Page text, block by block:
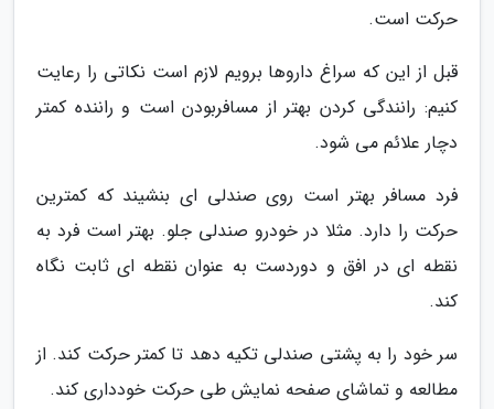
حرکت است.
قبل از این که سراغ داروها برویم لازم است نکاتی را رعایت
کنیم: رانندگی کردن بهتر از مسافربودن است و راننده کمتر
دچار علائم می شود.
فرد مسافر بهتر است روی صندلی ای بنشیند که کمترین
حرکت را دارد. مثلا در خودرو صندلی جلو. بهتر است فرد به
نقطه ای در افق و دوردست به عنوان نقطه ای ثابت نگاه
کند.
سر خود را به پشتی صندلی تکیه دهد تا کمتر حرکت کند. از
مطالعه و تماشای صفحه نمایش طی حرکت خودداری کند.